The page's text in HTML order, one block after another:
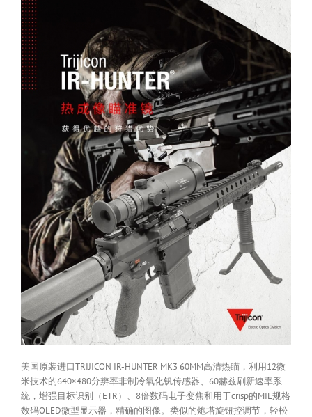
美国原装进口TRIJICON IR-HUNTER MK3 60MM高清热瞄，利用12微
米技术的640×480分辨率非制冷氧化钒传感器、60赫兹刷新速率系
统，增强目标识别（ETR）、8倍数码电子变焦和用于crisp的MIL规格
数码OLED微型显示器，精确的图像。类似的炮塔旋钮控调节，轻松